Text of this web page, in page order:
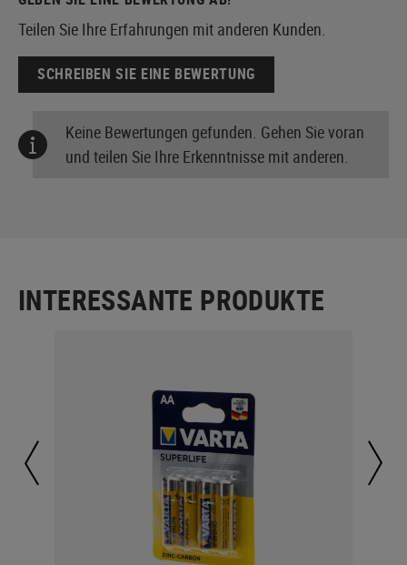
Teilen Sie Ihre Erfahrungen mit anderen Kunden.
SCHREIBEN SIE EINE BEWERTUNG
Keine Bewertungen gefunden. Gehen Sie voran
und teilen Sie Ihre Erkenntnisse mit anderen.
INTERESSANTE PRODUKTE